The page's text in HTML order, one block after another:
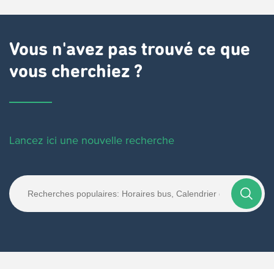
Vous n'avez pas trouvé ce que
vous cherchiez ?
Lancez ici une nouvelle recherche